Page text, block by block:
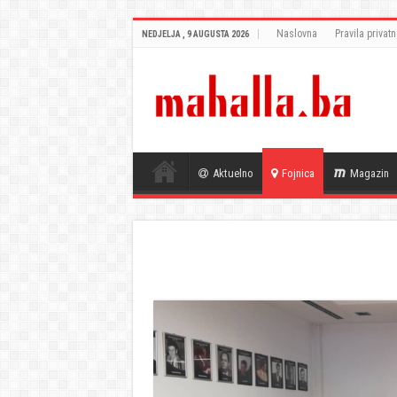
NEDJELJA , 9 AUGUSTA 2026 Naslovna Pravila
Aktuelno Fojnica Magazin